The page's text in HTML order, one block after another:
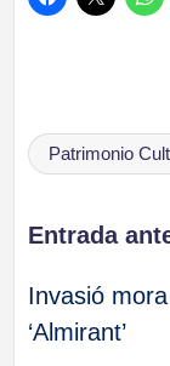
Etiquetas:
Patrimonio
de
Entrada
Invasió
‘Almirant’